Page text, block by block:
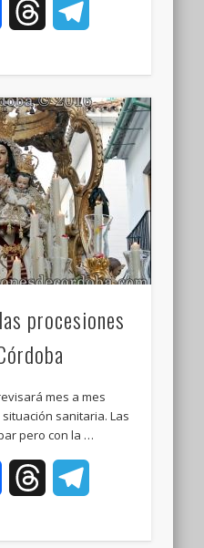
FacebookThreads
procesiones
mes a mes
sanitaria. Las
pero con la …
FacebookThreads